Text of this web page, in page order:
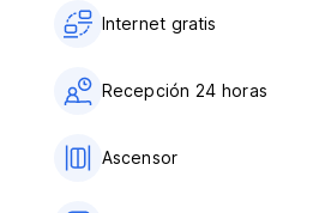
Internet gratis
Recepción 24 horas
Ascensor